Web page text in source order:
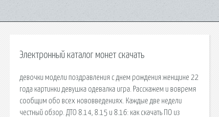
Электронный каталог монет скачать
девочки модели поздравления с днем рождения женщине 22
года картинки девушка одевалка игра. Расскажем и вовремя
сообщим обо всех нововведениях. Каждые две недели
честный обзор. ДТО 8.14, 8.15 и 8.16: как скачать ПО из